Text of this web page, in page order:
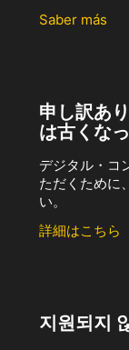
Saber más
申し訳あ
は古くな
デジタル・コ
ただくために
い。
詳細はこちら
지원되지